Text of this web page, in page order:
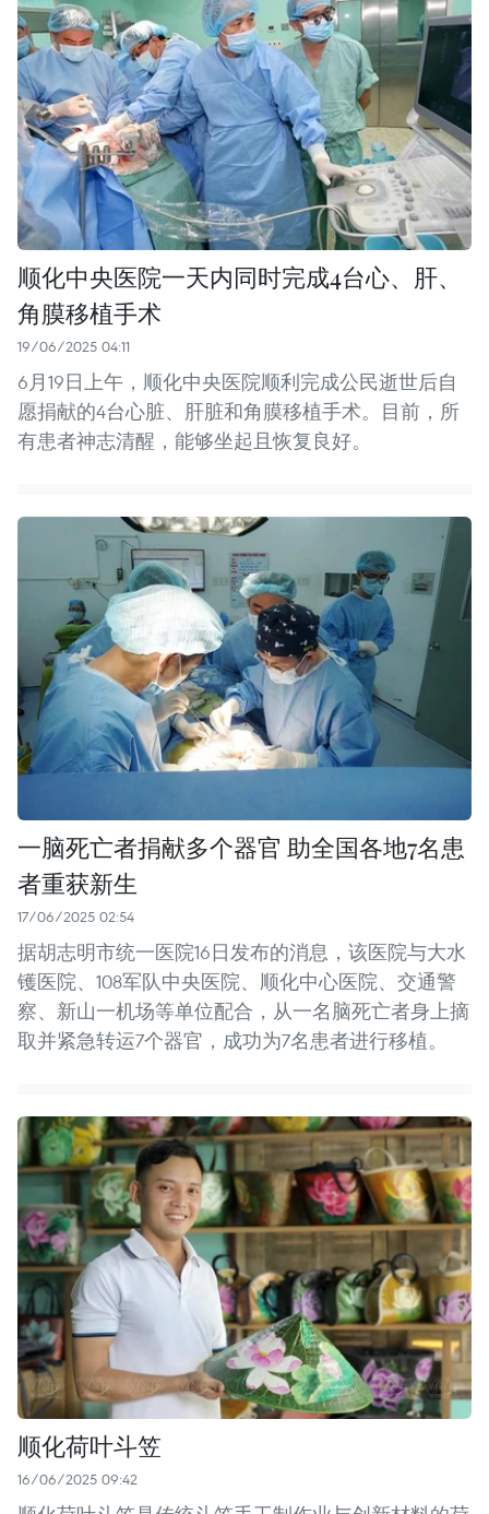
顺化中央医院一天内同时完成4台心、肝、
角膜移植手术
19/06/2025 04:11
6月19日上午，顺化中央医院顺利完成公民逝世后自
愿捐献的4台心脏、肝脏和角膜移植手术。目前，所
有患者神志清醒，能够坐起且恢复良好。
一脑死亡者捐献多个器官 助全国各地7名患
者重获新生
17/06/2025 02:54
据胡志明市统一医院16日发布的消息，该医院与大水
镬医院、108军队中央医院、顺化中心医院、交通警
察、新山一机场等单位配合，从一名脑死亡者身上摘
取并紧急转运7个器官，成功为7名患者进行移植。
顺化荷叶斗笠
16/06/2025 09:42